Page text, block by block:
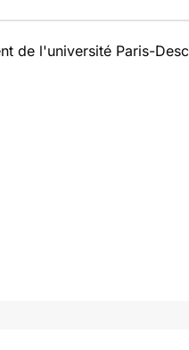
de l'université Paris-